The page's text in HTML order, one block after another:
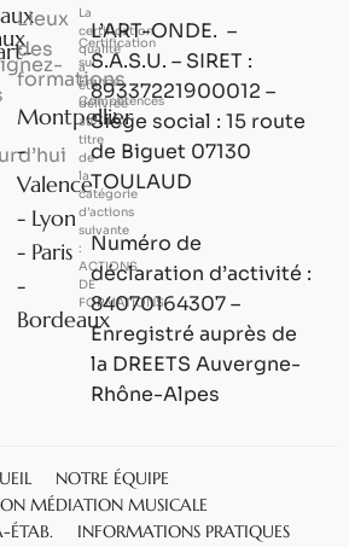
Lieux
des
formations
Montpellier
-
Valence
- Lyon
- Paris
-
Bordeaux
La
certification
qualité
a
été
délivrée
au
titre
de
la
catégorie
d’actions
suivante
:
ACTIONS
DE
FORMATIONS
Certification
sur
France
Compétences
L’ART-ONDE. –
S.A.S.U. – SIRET :
89337221900012 –
Siège social : 15 route
de Biguet 07130
TOULAUD
Numéro de
déclaration d’activité :
84070164307 –
Enregistré auprès de
la DREETS Auvergne-
Rhône-Alpes
NOTRE ÉQUIPE
MÉDIATION MUSICALE
ÉTAB.
INFORMATIONS PRATIQUES